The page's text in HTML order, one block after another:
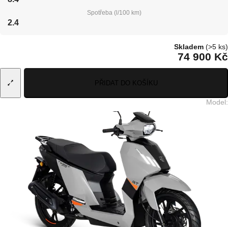
Spotřeba (l/100 km)
2.4
Skladem (>5 ks)
74 900 Kč
PŘIDAT DO KOŠÍKU
Model: